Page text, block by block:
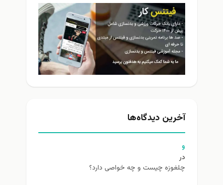
آخرین دیدگاه‌ها
و
در
چلغوزه چیست و چه خواصی دارد؟